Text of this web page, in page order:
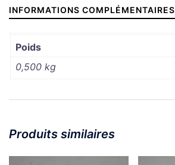
INFORMATIONS COMPLÉMENTAIRES
Poids
0,500 kg
Produits similaires